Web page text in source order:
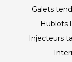
Galets
Hublots
Injecteurs